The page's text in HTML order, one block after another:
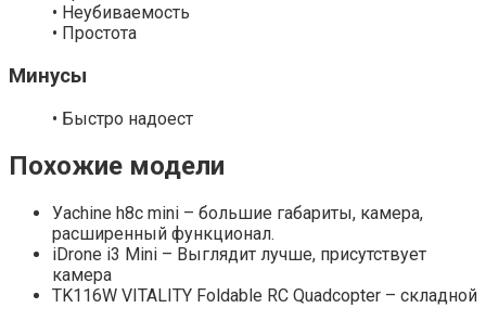
• Неубиваемость
• Простота
Минусы
• Быстро надоест
Похожие модели
Уachine h8c mini – большие габариты, камера,
расширенный функционал.
iDrone i3 Mini – Выглядит лучше, присутствует
камера
TK116W VITALITY Foldable RC Quadcopter – складной